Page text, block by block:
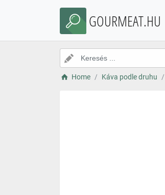
GOURMEAT.HU
Home Káva podle druhu